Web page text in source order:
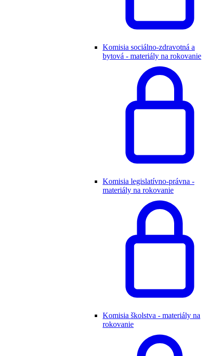
Komisia sociálno-zdravotná a
bytová - materiály na rokovanie
Komisia legislatívno-právna -
materiály na rokovanie
Komisia školstva - materiály na
rokovanie